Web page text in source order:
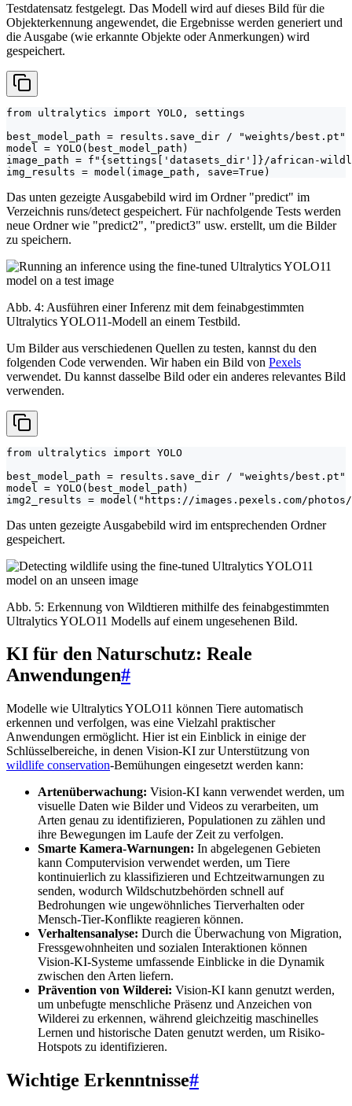
Testdatensatz festgelegt. Das Modell wird auf dieses Bild für die
Objekterkennung angewendet, die Ergebnisse werden generiert und
die Ausgabe (wie erkannte Objekte oder Anmerkungen) wird
gespeichert.
from ultralytics import YOLO, settings
best_model_path = results.save_dir / "weights/best.pt"
model = YOLO(best_model_path)
image_path = f"{settings['datasets_dir']}/african-
img_results = model(image_path, save=True)
Das unten gezeigte Ausgabebild wird im Ordner "predict" im
Verzeichnis runs/detect gespeichert. Für nachfolgende Tests werden
neue Ordner wie "predict2", "predict3" usw. erstellt, um die Bilder
zu speichern.
Abb. 4: Ausführen einer Inferenz mit dem feinabgestimmten
Ultralytics YOLO11-Modell an einem Testbild.
Um Bilder aus verschiedenen Quellen zu testen, kannst du den
folgenden Code verwenden. Wir haben ein Bild von Pexels
verwendet. Du kannst dasselbe Bild oder ein anderes relevantes Bild
verwenden.
from ultralytics import YOLO
best_model_path = results.save_dir / "weights/best.pt"
model = YOLO(best_model_path)
img2_results = model("https://images.pexels.com/
Das unten gezeigte Ausgabebild wird im entsprechenden Ordner
gespeichert.
Abb. 5: Erkennung von Wildtieren mithilfe des feinabgestimmten
Ultralytics YOLO11 Modells auf einem ungesehenen Bild.
KI für den Naturschutz: Reale
Anwendungen#
Modelle wie Ultralytics YOLO11 können Tiere automatisch
erkennen und verfolgen, was eine Vielzahl praktischer
Anwendungen ermöglicht. Hier ist ein Einblick in einige der
Schlüsselbereiche, in denen Vision-KI zur Unterstützung von
wildlife conservation-Bemühungen eingesetzt werden kann:
Artenüberwachung: Vision-KI kann verwendet werden, um
visuelle Daten wie Bilder und Videos zu verarbeiten, um
Arten genau zu identifizieren, Populationen zu zählen und
ihre Bewegungen im Laufe der Zeit zu verfolgen.
Smarte Kamera-Warnungen: In abgelegenen Gebieten
kann Computervision verwendet werden, um Tiere
kontinuierlich zu klassifizieren und Echtzeitwarnungen zu
senden, wodurch Wildschutzbehörden schnell auf
Bedrohungen wie ungewöhnliches Tierverhalten oder
Mensch-Tier-Konflikte reagieren können.
Verhaltensanalyse: Durch die Überwachung von Migration,
Fressgewohnheiten und sozialen Interaktionen können
Vision-KI-Systeme umfassende Einblicke in die Dynamik
zwischen den Arten liefern.
Prävention von Wilderei: Vision-KI kann genutzt werden,
um unbefugte menschliche Präsenz und Anzeichen von
Wilderei zu erkennen, während gleichzeitig maschinelles
Lernen und historische Daten genutzt werden, um Risiko-
Hotspots zu identifizieren.
Wichtige Erkenntnisse#